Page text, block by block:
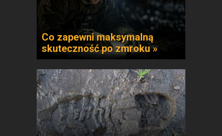
Co zapewni maksymalną
skuteczność po zmroku »